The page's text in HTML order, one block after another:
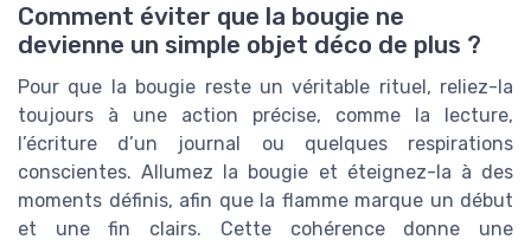
Comment éviter que la bougie ne
devienne un simple objet déco de plus ?
Pour que la bougie reste un véritable rituel, reliez-la
toujours à une action précise, comme la lecture,
l’écriture d’un journal ou quelques respirations
conscientes. Allumez la bougie et éteignez-la à des
moments définis, afin que la flamme marque un début
et une fin clairs. Cette cohérence donne une